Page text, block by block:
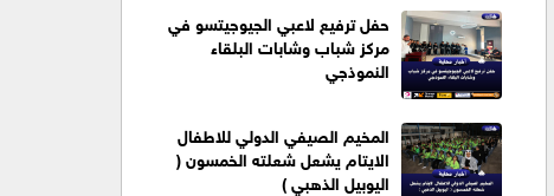
حفل ترفيع لاعبي الجيوجيتسو في
مركز شباب وشابات البلقاء
النموذجي
المخيم الصيفي الدولي للاطفال
الايتام يشعل شعلته الخمسون (
اليوبيل الذهبي )